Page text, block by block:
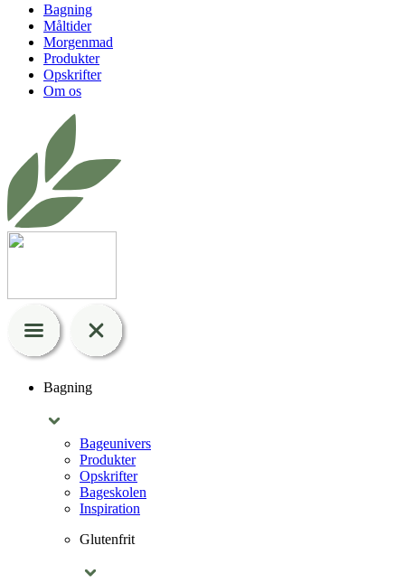
Bagning
Måltider
Morgenmad
Produkter
Opskrifter
Om os
Bagning
Bageunivers
Produkter
Opskrifter
Bageskolen
Inspiration
Glutenfrit